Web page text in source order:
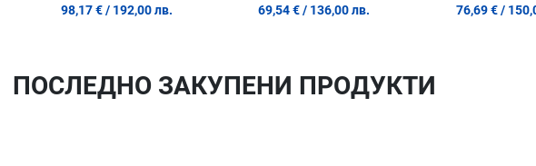
98,17 €/ 192,00 лв.
69,54 € / 136,00 лв.
76,69 €/
ПОСЛЕДНO ЗАКУПЕНИ ПРОДУКТИ